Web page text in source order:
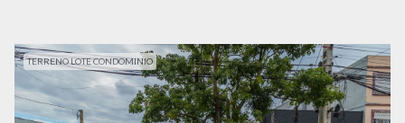
TERRENO LOTE CONDOMINIO